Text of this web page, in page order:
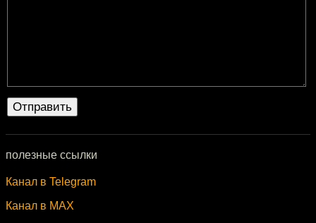
полезные ссылки
Канал в Telegram
Канал в MAX